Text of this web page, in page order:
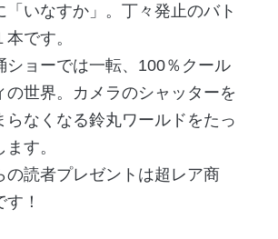
「いなすか」。丁々発止のバト
です。
ショーでは一転、100％クール
の世界。カメラのシャッターを
らなくなる鈴丸ワールドをたっ
す。
の読者プレゼントは超レア商
！